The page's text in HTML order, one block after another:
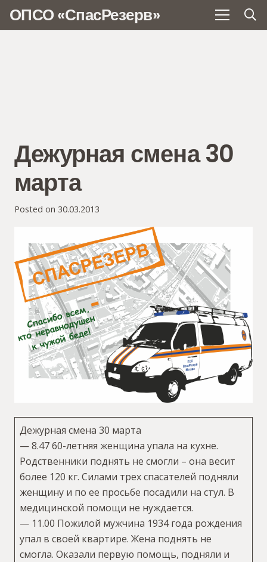
ОПСО «СпасРезерв»
Дежурная смена 30
марта
Posted on 30.03.2013
Дежурная смена 30 марта
— 8.47 60-летняя женщина упала на кухне.
Родственники поднять не смогли – она весит
более 120 кг. Силами трех спасателей подняли
женщину и по ее просьбе посадили на стул. В
медицинской помощи не нуждается.
— 11.00 Пожилой мужчина 1934 года рождения
упал в своей квартире. Жена поднять не
смогла. Оказали первую помощь, подняли и